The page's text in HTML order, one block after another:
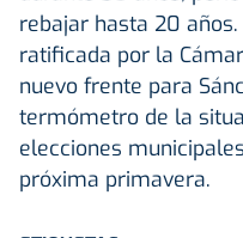
rebajar hasta 20
ratificada por la
nuevo frente para
termómetro de la
elecciones
próxima primavera.